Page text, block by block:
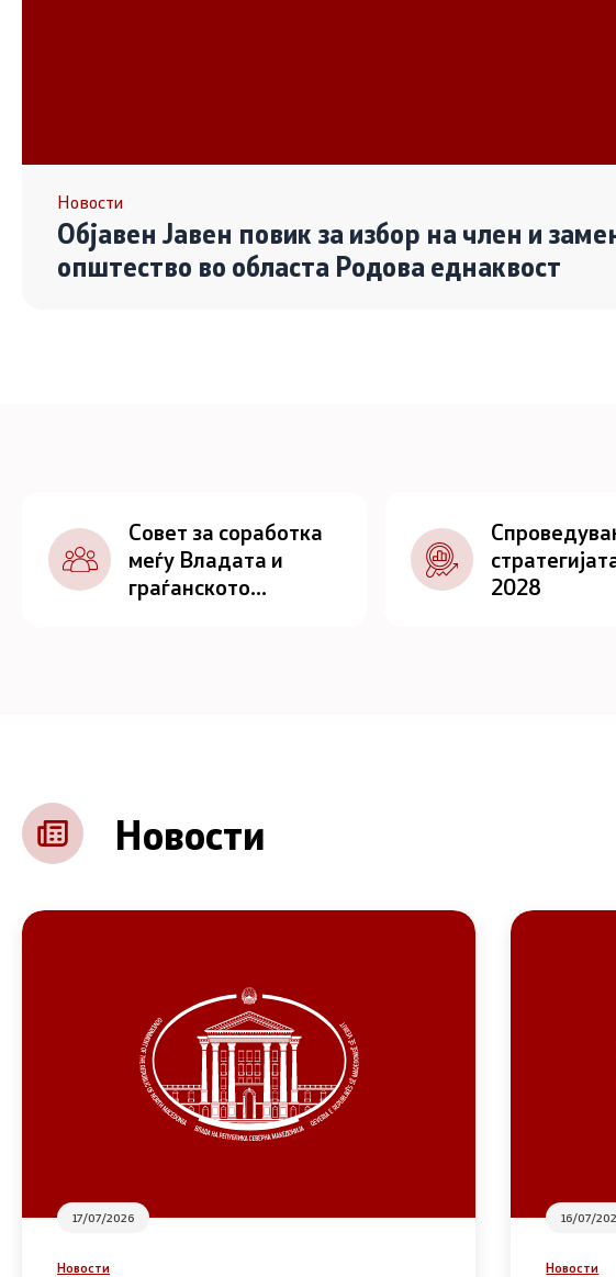
Линкови
Изјава за пристапност
Новости
Објавен Јавен повик за избор на член и
општество во областа Родова еднаквост
Совет за соработка
меѓу Владата и
граѓанското
2028
Новости
17/07/2026
Новости
16/07/
Новости